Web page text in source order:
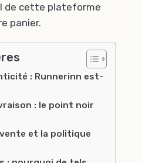
de cette plateforme
panier.
: Runnerinn est-
: le point noir
et la politique